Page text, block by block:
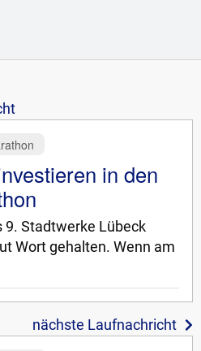
in den
9. Stadtwerke Lübeck
Wort gehalten. Wenn am
nächste Laufnachricht